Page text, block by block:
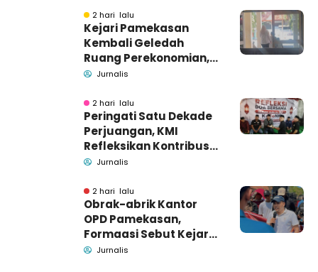
2 hari lalu
Kejari Pamekasan
Kembali Geledah
Ruang Perekonomian,
Pidsus: Tunggu Saja!
Jurnalis
2 hari lalu
Peringati Satu Dekade
Perjuangan, KMI
Refleksikan Kontribusi
untuk Masyarakat
Jurnalis
2 hari lalu
Obrak-abrik Kantor
OPD Pamekasan,
Formaasi Sebut Kejari
Pamekasan
Jurnalis